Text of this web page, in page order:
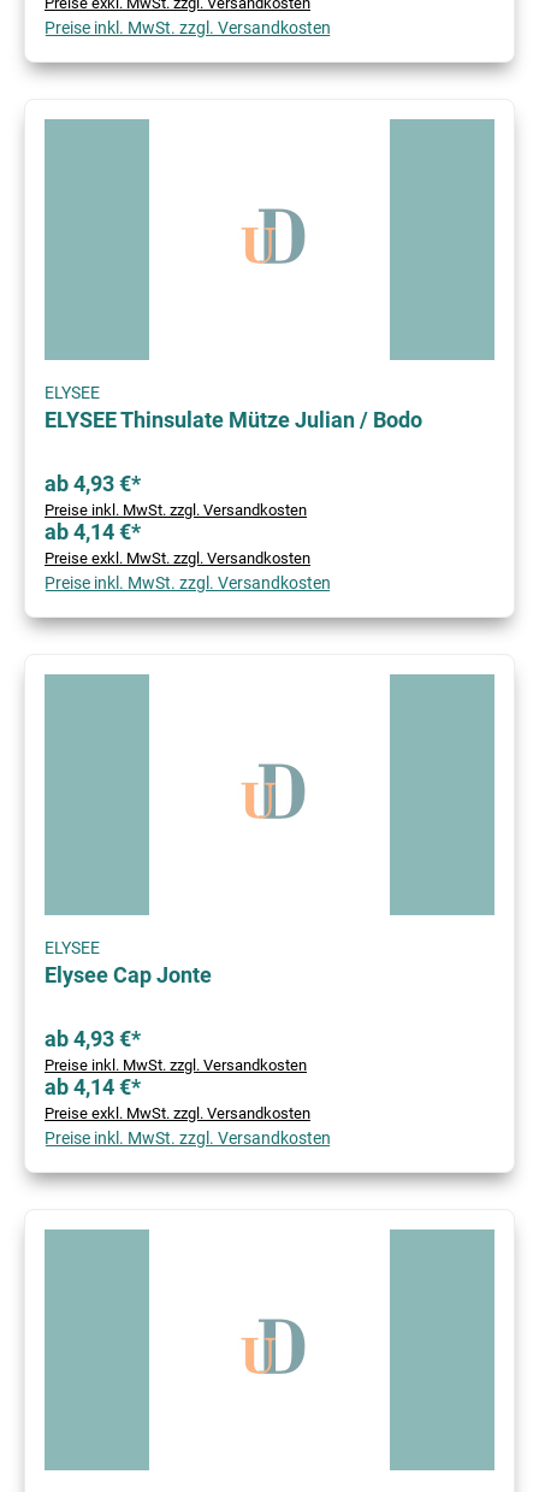
Preise inkl. MwSt. zzgl. Versandkosten
ELYSEE
ELYSEE Thinsulate Mütze Julian / Bodo
ab 4,93 €*
Preise inkl. MwSt. zzgl. Versandkosten
ab 4,14 €*
Preise exkl. MwSt. zzgl. Versandkosten
Preise inkl. MwSt. zzgl. Versandkosten
ELYSEE
Elysee Cap Jonte
ab 4,93 €*
Preise inkl. MwSt. zzgl. Versandkosten
ab 4,14 €*
Preise exkl. MwSt. zzgl. Versandkosten
Preise inkl. MwSt. zzgl. Versandkosten